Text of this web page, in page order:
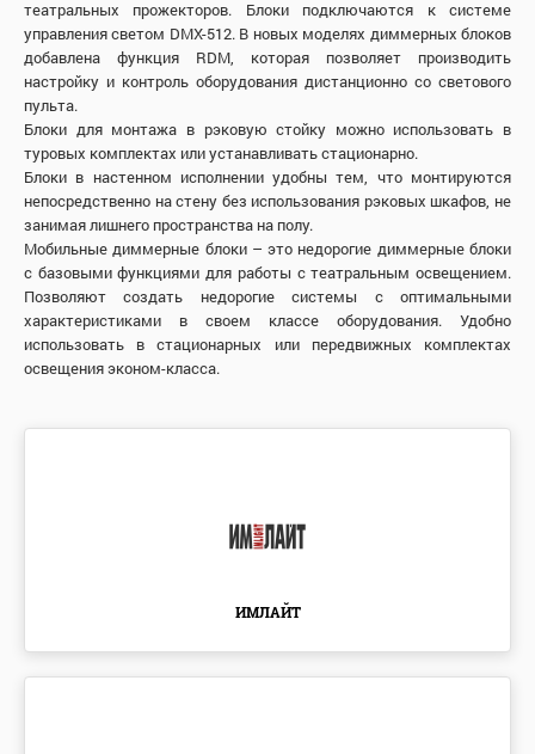
театральных прожекторов. Блоки подключаются к системе
управления светом DMX-512. В новых моделях диммерных блоков
добавлена функция RDM, которая позволяет производить
настройку и контроль оборудования дистанционно со светового
пульта.
Блоки для монтажа в рэковую стойку можно использовать в
туровых комплектах или устанавливать стационарно.
Блоки в настенном исполнении удобны тем, что монтируются
непосредственно на стену без использования рэковых шкафов, не
занимая лишнего пространства на полу.
Мобильные диммерные блоки – это недорогие диммерные блоки
с базовыми функциями для работы с театральным освещением.
Позволяют создать недорогие системы с оптимальными
характеристиками в своем классе оборудования. Удобно
использовать в стационарных или передвижных комплектах
освещения эконом-класса.
ИМЛАЙТ